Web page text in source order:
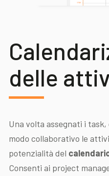
delle
Una volta assegnati i
modo collaborativo le
potenzialità del
Consenti ai project